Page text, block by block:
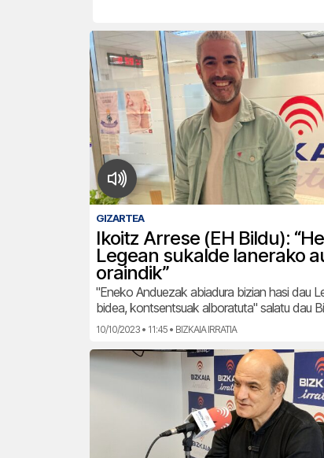
GIZARTEA
Ikoitz Arrese (EH Bildu):
Legean sukalde lanerako
oraindik”
"Eneko Anduezak abiadura bizian hasi dau
bidea, kontsentsuak alboratuta" salatu dau
10/10/2023 • 11:45 • BIZKAIA IRRATIA